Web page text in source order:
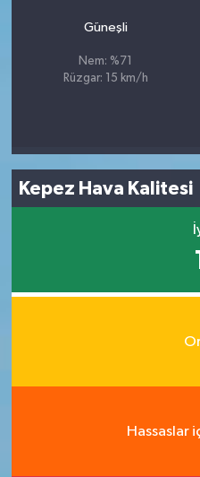
Güneşli
Nem: %71
Rüzgar: 15 km/h
Kepez Hava Kalitesi
1
Hassaslar